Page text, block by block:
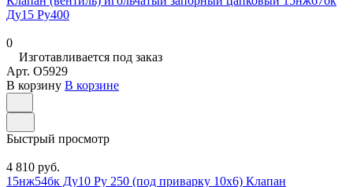
Ду15 Ру400
0
Изготавливается под заказ
Арт. O5929
В корзину В корзине
Быстрый просмотр
4 810 руб.
15нж54бк Ду10 Ру 250 (под приварку 10х6) Клапан